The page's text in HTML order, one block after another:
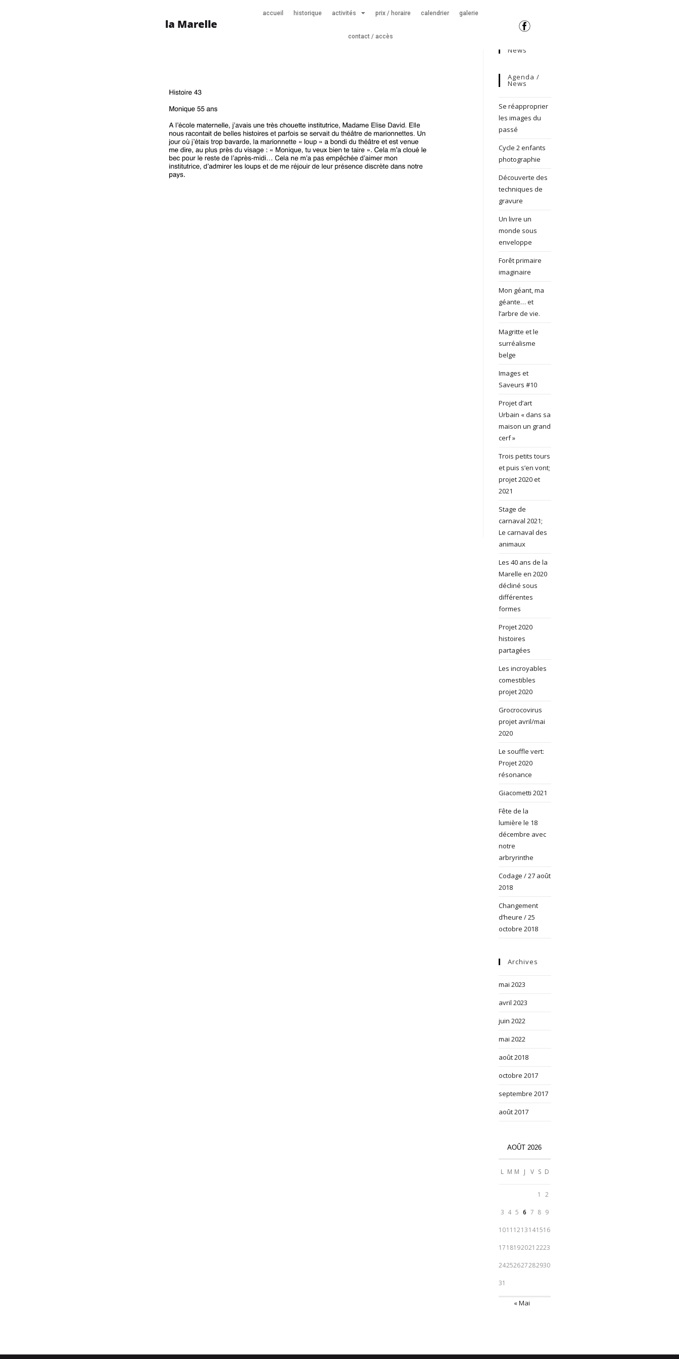
accueil historique activités prix / horaire calendrier galerie
contact / accès
News
Agenda /
News
Se réapproprier
les images du
passé
Cycle 2 enfants
photographie
Découverte des
techniques de
gravure
Un livre un
monde sous
enveloppe
Forêt primaire
imaginaire
Mon géant, ma
géante… et
l’arbre de vie.
Magritte et le
surréalisme
belge
Images et
Saveurs #10
Projet d’art
Urbain « dans sa
maison un grand
cerf »
Trois petits tours
et puis s’en vont;
projet 2020 et
2021
Stage de
carnaval 2021;
Le carnaval des
animaux
Les 40 ans de la
Marelle en 2020
décliné sous
différentes
formes
Projet 2020
histoires
partagées
Les incroyables
comestibles
projet 2020
Grocrocovirus
projet avril/mai
2020
Le souffle vert:
Projet 2020
résonance
Giacometti 2021
Fête de la
lumière le 18
décembre avec
notre
arbryrinthe
Codage / 27 août
2018
Changement
d’heure / 25
octobre 2018
Archives
mai 2023
avril 2023
juin 2022
mai 2022
août 2018
octobre 2017
septembre 2017
août 2017
AOÛT 2026
L M M J V S D
1 2
3 4 5 6 7 8 9
1011 1213141516
1718192021 2223
24252627282930
31
« Mai